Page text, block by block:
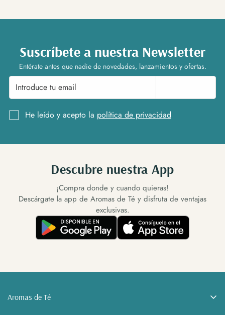
Suscríbete a nuestra Newsletter
Entérate antes que nadie de novedades, lanzamientos y ofertas.
He leído y acepto la política de privacidad
Descubre nuestra App
¡Compra donde y cuando quieras!
Descárgate la app de Aromas de Té y disfruta de ventajas
exclusivas.
Aromas de Té